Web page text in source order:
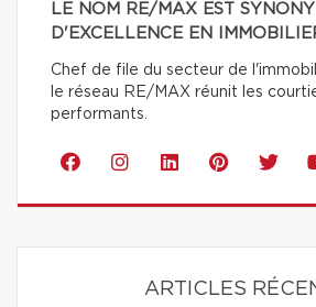
LE NOM RE/MAX EST
D'EXCELLENCE EN
Chef de file du secteur de
le réseau RE/MAX réunit les
performants.
ARTICLES